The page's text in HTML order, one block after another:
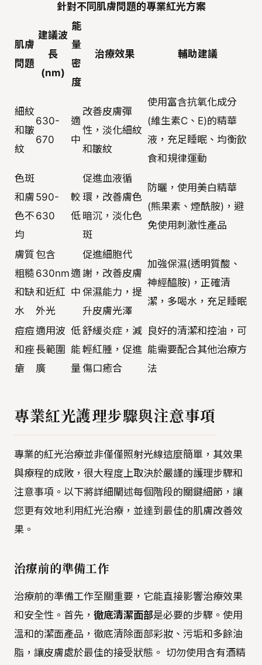
針對不同肌膚問題的專業紅光方案
肌膚
問題
建議波
長
(nm)
能
量
密
度
治療效果 輔助建議
細紋
和皺
紋
630-
670
適
中
改善皮膚彈
性，淡化細紋
和皺紋
使用富含抗氧化成分
(維生素C、E)的精華
液，充足睡眠、均衡飲
食和規律運動
色斑
和膚
色不
均
590-
630
較
低
促進血液循
環，改善膚色
暗沉，淡化色
斑
防曬，使用美白精華
(熊果素、煙酰胺)，避
免使用刺激性產品
膚質
粗糙
和缺
水
包含
630nm
和近紅
外光
適
中
促進細胞代
謝，改善皮膚
保濕能力，提
升皮膚光澤
加強保濕(透明質酸、
神經醯胺)，正確清
潔，多喝水，充足睡眠
痘痘
和痤
瘡
適用波
長範圍
廣
低
能
量
舒緩炎症，減
輕紅腫，促進
傷口癒合
良好的清潔和控油，可
能需要配合其他治療方
法
專業紅光護理步驟與注意事項
專業的紅光治療並非僅僅照射光線這麼簡單，其效果
與療程的成敗，很大程度上取決於嚴謹的護理步驟和
注意事項。以下將詳細闡述每個階段的關鍵細節，讓
您更有效地利用紅光治療，並達到最佳的肌膚改善效
果。
治療前的準備工作
治療前的準備工作至關重要，它能直接影響治療效果
和安全性。首先， 徹底清潔面部是必要的步驟。使用
溫和的潔面產品，徹底清除面部彩妝、污垢和多餘油
脂，讓皮膚處於最佳的接受狀態。 切勿使用含有酒精